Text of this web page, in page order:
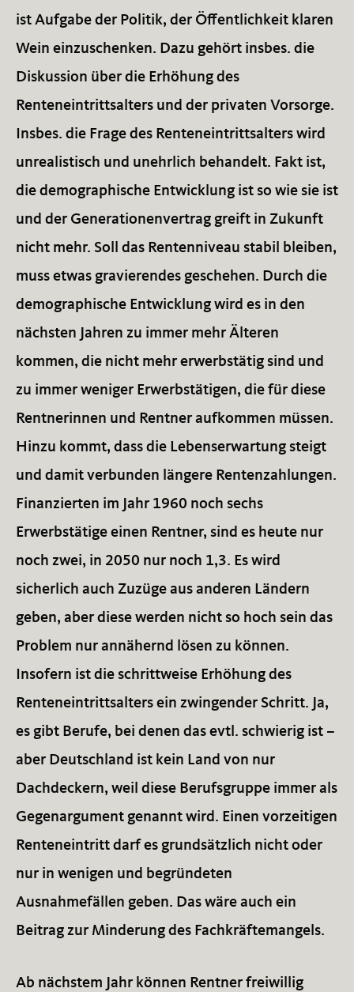
ist Aufgabe der Politik, der Öffentlichkeit klaren
Wein einzuschenken. Dazu gehört insbes. die
Diskussion über die Erhöhung des
Renteneintrittsalters und der privaten Vorsorge.
Insbes. die Frage des Renteneintrittsalters wird
unrealistisch und unehrlich behandelt. Fakt ist,
die demographische Entwicklung ist so wie sie ist
und der Generationenvertrag greift in Zukunft
nicht mehr. Soll das Rentenniveau stabil bleiben,
muss etwas gravierendes geschehen. Durch die
demographische Entwicklung wird es in den
nächsten Jahren zu immer mehr Älteren
kommen, die nicht mehr erwerbstätig sind und
zu immer weniger Erwerbstätigen, die für diese
Rentnerinnen und Rentner aufkommen müssen.
Hinzu kommt, dass die Lebenserwartung steigt
und damit verbunden längere Rentenzahlungen.
Finanzierten im Jahr 1960 noch sechs
Erwerbstätige einen Rentner, sind es heute nur
noch zwei, in 2050 nur noch 1,3. Es wird
sicherlich auch Zuzüge aus anderen Ländern
geben, aber diese werden nicht so hoch sein das
Problem nur annähernd lösen zu können.
Insofern ist die schrittweise Erhöhung des
Renteneintrittsalters ein zwingender Schritt. Ja,
es gibt Berufe, bei denen das evtl. schwierig ist –
aber Deutschland ist kein Land von nur
Dachdeckern, weil diese Berufsgruppe immer als
Gegenargument genannt wird. Einen vorzeitigen
Renteneintritt darf es grundsätzlich nicht oder
nur in wenigen und begründeten
Ausnahmefällen geben. Das wäre auch ein
Beitrag zur Minderung des Fachkräftemangels.
Ab nächstem Jahr können Rentner freiwillig